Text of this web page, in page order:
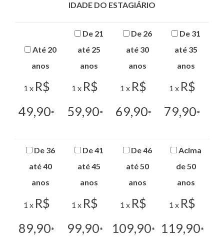
IDADE DO ESTAGIÁRIO
Até 20
anos
1 x R$
49,90*
De 21
até 25
anos
1 x R$
59,90*
De 26
até 30
anos
1 x R$
69,90*
De 31
até 35
anos
1 x R$
79,90*
De 36
até 40
anos
1 x R$
89,90*
De 41
até 45
anos
1 x R$
99,90*
De 46
até 50
anos
1 x R$
109,90*
Acima
de 50
anos
1 x R$
119,90*